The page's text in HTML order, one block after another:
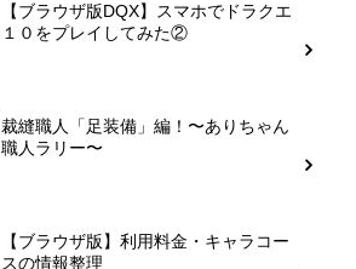
【ブラウザ版DQX】スマホでドラクエ
１０をプレイしてみた②
裁縫職人「足装備」編！〜ありちゃん
職人ラリー〜
【ブラウザ版】利用料金・キャラコー
スの情報整理